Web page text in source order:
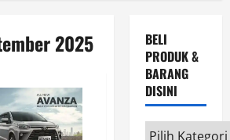
2025
BELI
PRODUK &
BARANG
DISINI
Beli